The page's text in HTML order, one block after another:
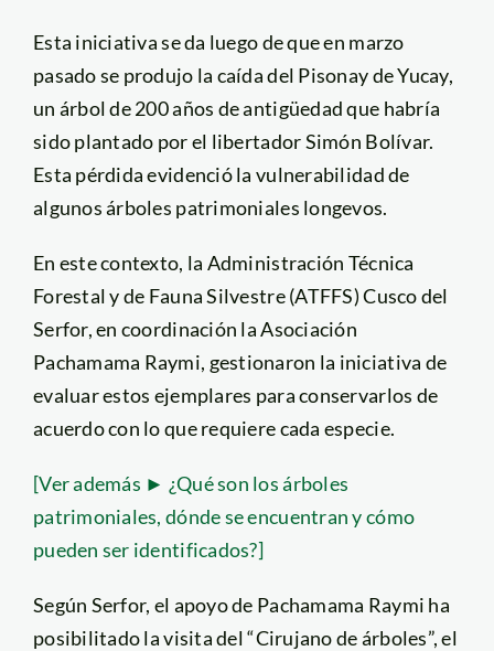
Esta iniciativa se da luego de que en marzo
pasado se produjo la caída del Pisonay de Yucay,
un árbol de 200 años de antigüedad que habría
sido plantado por el libertador Simón Bolívar.
Esta pérdida evidenció la vulnerabilidad de
algunos árboles patrimoniales longevos.
En este contexto, la Administración Técnica
Forestal y de Fauna Silvestre (ATFFS) Cusco del
Serfor, en coordinación la Asociación
Pachamama Raymi, gestionaron la iniciativa de
evaluar estos ejemplares para conservarlos de
acuerdo con lo que requiere cada especie.
[Ver además ► ¿Qué son los árboles
patrimoniales, dónde se encuentran y cómo
pueden ser identificados?]
Según Serfor, el apoyo de Pachamama Raymi ha
posibilitado la visita del “Cirujano de árboles”, el